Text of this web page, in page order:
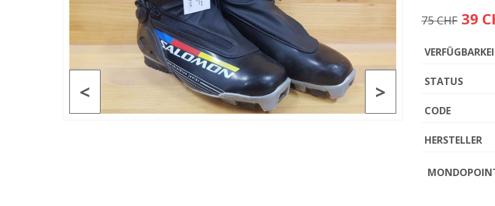
>
<
75 CHF 39
STATUS
CODE
HERSTELLER